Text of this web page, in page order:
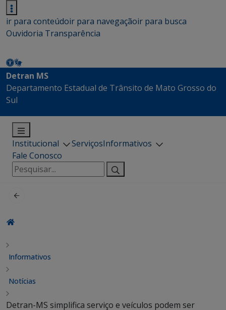
ir para conteúdoir para navegaçãoir para busca
Ouvidoria Transparência
Detran MS
Departamento Estadual de Trânsito de Mato Grosso do
Sul
Institucional ServiçosInformativos
Fale Conosco
Pesquisar
por:
Informativos
Notícias
Detran-MS simplifica serviço e veículos podem ser